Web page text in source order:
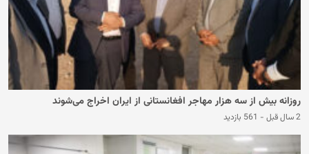
روزانه بیش از سه هزار مهاجر افغانستانی از ایران اخراج می‌شوند
2 سال قبل - 561 بازدید